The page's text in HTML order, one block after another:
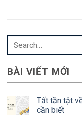
BÀI VIẾT MỚI
Tất tần tật
cần biết